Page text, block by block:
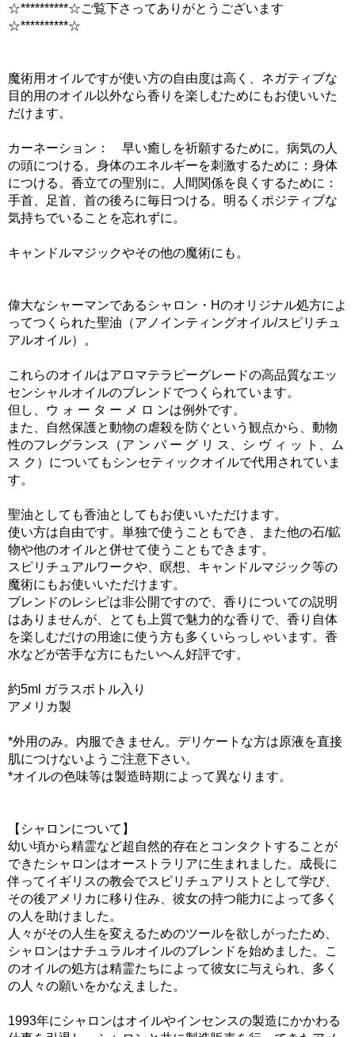
☆**********☆ご覧下さってありがとうございます
☆**********☆
魔術用オイルですが使い方の自由度は高く、ネガティブな
目的用のオイル以外なら香りを楽しむためにもお使いいた
だけます。
カーネーション： 早い癒しを祈願するために。病気の人
の頭につける。身体のエネルギーを刺激するために：身体
につける。香立ての聖別に。人間関係を良くするために：
手首、足首、首の後ろに毎日つける。明るくポジティブな
気持ちでいることを忘れずに。
キャンドルマジックやその他の魔術にも。
偉大なシャーマンであるシャロン・Hのオリジナル処方によ
ってつくられた聖油（アノインティングオイル/スピリチュ
アルオイル）。
これらのオイルはアロマテラピーグレードの高品質なエッ
センシャルオイルのブレンドでつくられています。
但し、ウ ォ ー タ ー メ ロ ンは例外です。
また、自然保護と動物の虐殺を防ぐという観点から、動物
性のフレグランス（ア ン バ ー グ リ ス、シ ヴ ィ ッ ト、ム
ス ク）についてもシンセティックオイルで代用されていま
す。
聖油としても香油としてもお使いいただけます。
使い方は自由です。単独で使うこともでき、また他の石/鉱
物や他のオイルと併せて使うこともできます。
スピリチュアルワークや、瞑想、キャンドルマジック等の
魔術にもお使いいただけます。
ブレンドのレシピは非公開ですので、香りについての説明
はありませんが、とても上質で魅力的な香りで、香り自体
を楽しむだけの用途に使う方も多くいらっしゃいます。香
水などが苦手な方にもたいへん好評です。
約5ml ガラスボトル入り
アメリカ製
*外用のみ。内服できません。デリケートな方は原液を直接
肌につけないようご注意下さい。
*オイルの色味等は製造時期によって異なります。
【シャロンについて】
幼い頃から精霊など超自然的存在とコンタクトすることが
できたシャロンはオーストラリアに生まれました。成長に
伴ってイギリスの教会でスピリチュアリストとして学び、
その後アメリカに移り住み、彼女の持つ能力によって多く
の人を助けました。
人々がその人生を変えるためのツールを欲しがったため、
シャロンはナチュラルオイルのブレンドを始めました。こ
のオイルの処方は精霊たちによって彼女に与えられ、多く
の人々の願いをかなえました。
1993年にシャロンはオイルやインセンスの製造にかかわる